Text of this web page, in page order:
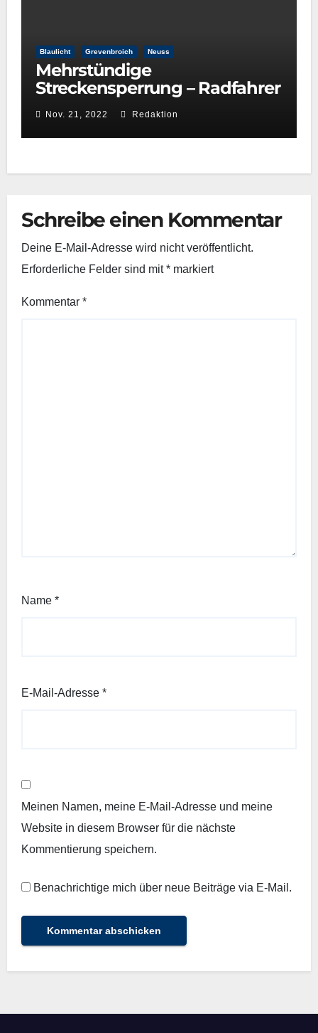
Blaulicht Grevenbroich Neuss
Mehrstündige
Streckensperrung – Radfahrer
bei Kollision mit
Regionalbahn tödlich verletzt
Nov. 21, 2022 Redaktion
Schreibe einen Kommentar
Deine E-Mail-Adresse wird nicht veröffentlicht.
Erforderliche Felder sind mit* markiert
Kommentar *
Name *
E-Mail-Adresse *
Meinen Namen, meine E-Mail-Adresse und meine
Website in diesem Browser für die nächste
Kommentierung speichern.
Benachrichtige mich über neue Beiträge via E-Mail.